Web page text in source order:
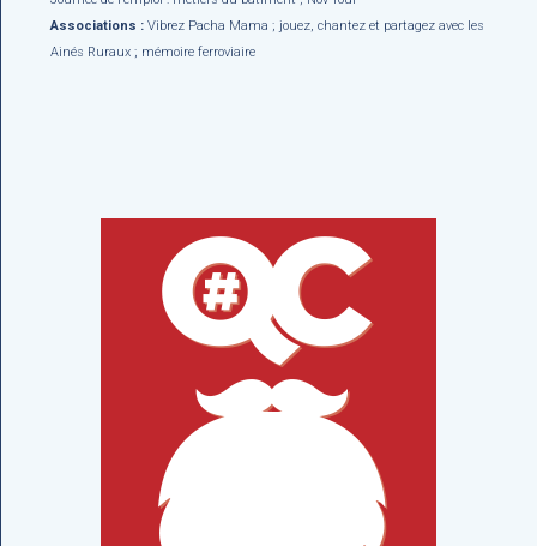
Associations :Vibrez Pacha Mama ; jouez, chantez et partagez avec les
Ainés Ruraux ; mémoire ferroviaire